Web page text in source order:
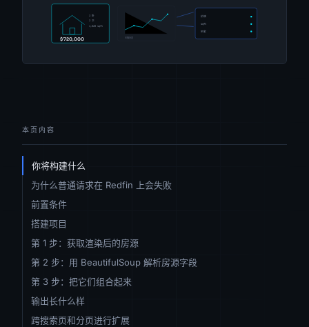
本页内容
你将构建什么
为什么普通请求在 Redfin 上会失败
前置条件
搭建项目
第 1 步：获取渲染后的房源
第 2 步：用 BeautifulSoup 解析房源字段
第 3 步：把它们组合起来
输出长什么样
跨搜索页和分页进行扩展